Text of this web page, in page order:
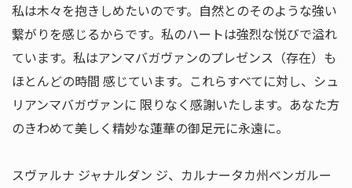
私は木々を抱きしめたいのです。自然とのそのような強い
繋がりを感じるからです。私のハートは強烈な悦びで溢れ
ています。私はアンマバガヴァンのプレゼンス（存在）も
ほとんどの時間 感じています。これらすべてに対し、シュ
リアンマバガヴァンに 限りなく感謝いたします。あなた方
のきわめて美しく精妙な蓮華の御足元に永遠に。
スヴァルナ ジャナルダン ジ、カルナータカ州ベンガルー